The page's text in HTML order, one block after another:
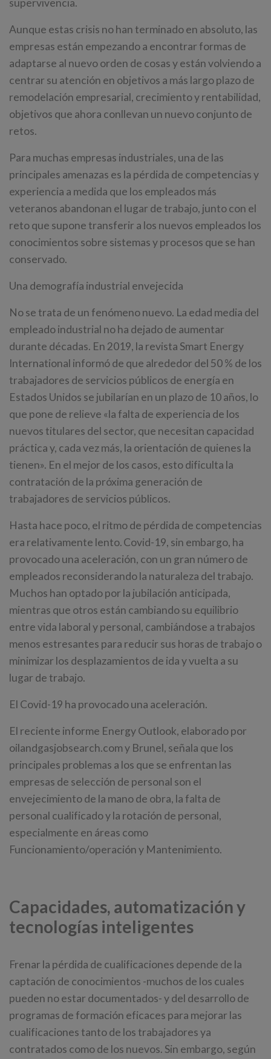
supervivencia.
Aunque estas crisis no han terminado en absoluto, las
empresas están empezando a encontrar formas de
adaptarse al nuevo orden de cosas y están volviendo a
centrar su atención en objetivos a más largo plazo de
remodelación empresarial, crecimiento y rentabilidad,
objetivos que ahora conllevan un nuevo conjunto de
retos.
Para muchas empresas industriales, una de las
principales amenazas es la pérdida de competencias y
experiencia a medida que los empleados más
veteranos abandonan el lugar de trabajo, junto con el
reto que supone transferir a los nuevos empleados los
conocimientos sobre sistemas y procesos que se han
conservado.
Una demografía industrial envejecida
No se trata de un fenómeno nuevo. La edad media del
empleado industrial no ha dejado de aumentar
durante décadas. En 2019, la revista Smart Energy
International informó de que alrededor del 50 % de los
trabajadores de servicios públicos de energía en
Estados Unidos se jubilarían en un plazo de 10 años, lo
que pone de relieve «la falta de experiencia de los
nuevos titulares del sector, que necesitan capacidad
práctica y, cada vez más, la orientación de quienes la
tienen». En el mejor de los casos, esto dificulta la
contratación de la próxima generación de
trabajadores de servicios públicos.
Hasta hace poco, el ritmo de pérdida de competencias
era relativamente lento. Covid-19, sin embargo, ha
provocado una aceleración, con un gran número de
empleados reconsiderando la naturaleza del trabajo.
Muchos han optado por la jubilación anticipada,
mientras que otros están cambiando su equilibrio
entre vida laboral y personal, cambiándose a trabajos
menos estresantes para reducir sus horas de trabajo o
minimizar los desplazamientos de ida y vuelta a su
lugar de trabajo.
El Covid-19 ha provocado una aceleración.
El reciente informe Energy Outlook, elaborado por
oilandgasjobsearch.com y Brunel, señala que los
principales problemas a los que se enfrentan las
empresas de selección de personal son el
envejecimiento de la mano de obra, la falta de
personal cualificado y la rotación de personal,
especialmente en áreas como
Funcionamiento/operación y Mantenimiento.
Capacidades, automatización y
tecnologías inteligentes
Frenar la pérdida de cualificaciones depende de la
captación de conocimientos -muchos de los cuales
pueden no estar documentados- y del desarrollo de
programas de formación eficaces para mejorar las
cualificaciones tanto de los trabajadores ya
contratados como de los nuevos. Sin embargo, según